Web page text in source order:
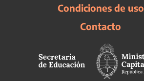
Condiciones de uso
Contacto